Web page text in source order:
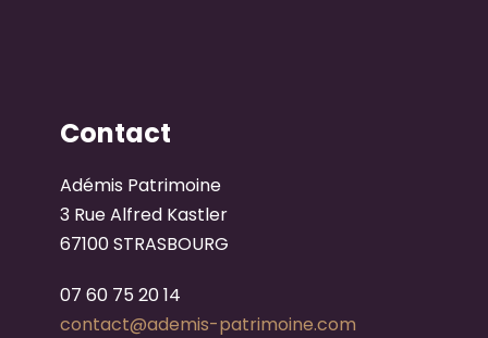
Contact
Adémis Patrimoine
3 Rue Alfred Kastler
67100 STRASBOURG
07 60 75 20 14
contact@ademis-patrimoine.com